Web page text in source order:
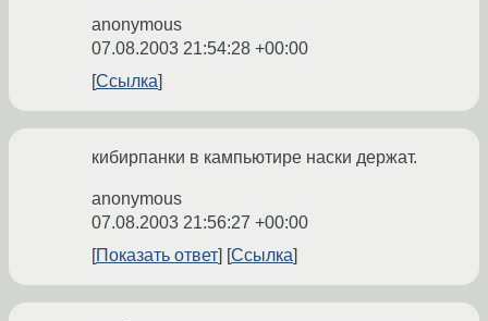
anonymous
07.08.2003 21:54:28 +00:00
Ссылка
кибирпанки в кампьютире наски держат.
anonymous
07.08.2003 21:56:27 +00:00
Показать ответ
Ссылка